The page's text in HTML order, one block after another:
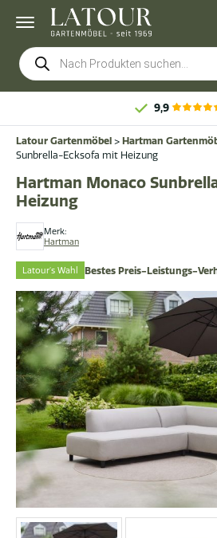
Products
search
9,9
Latour Gartenmöbel > Hartman
Sunbrella-Ecksofa mit Heizung
Merk:
Hartman
Hartman Monaco
Heizung
Latour's Wahl Bestes Preis-Leistungs-